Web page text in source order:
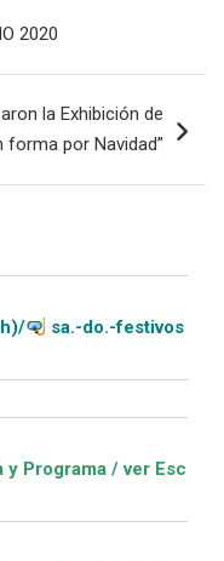
2020
la Exhibición de
forma por Navidad”
festivos (11-20h)
/ ver Escuelas